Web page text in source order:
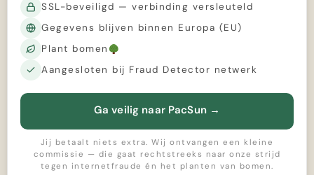
SSL-beveiligd — verbinding versleuteld
Gegevens blijven binnen Europa (EU)
Plant bomen
Aangesloten bij Fraud Detector netwerk
Ga veilig naar PacSun→
Jij betaalt niets extra. Wij ontvangen een kleine
commissie — die gaat rechtstreeks naar onze strijd
tegen internetfraude én het planten van bomen.